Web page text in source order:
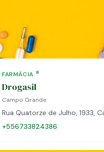
FARMÁCIA
Drogasil
Campo Grande
Rua Quatorze de Julho, 1933,
+556733824386